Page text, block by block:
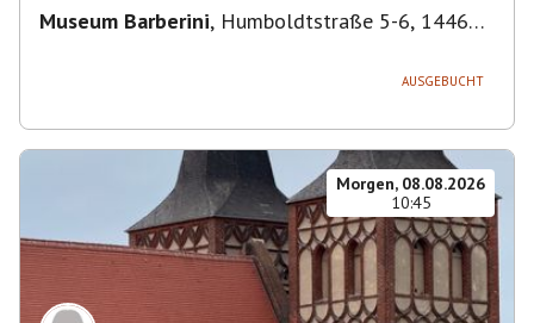
Museum Barberini, Humboldtstraße 5-6, 14467
AUSGEBUCHT
Morgen, 08.08.2026
10:45